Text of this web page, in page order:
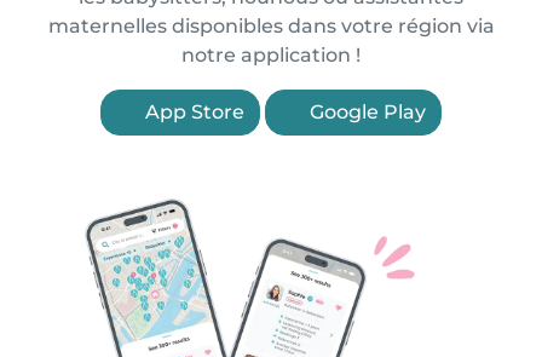
maternelles disponibles dans votre région via
notre application !
App Store Google Play